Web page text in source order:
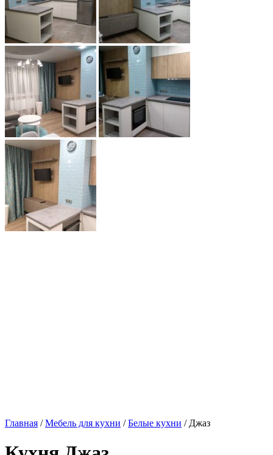
Главная /Мебель для кухни /Белые кухни / Джаз